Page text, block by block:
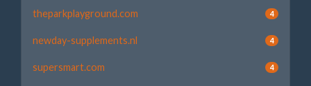
theparkplayground.com 4
newday-supplements.nl 4
supersmart.com 4